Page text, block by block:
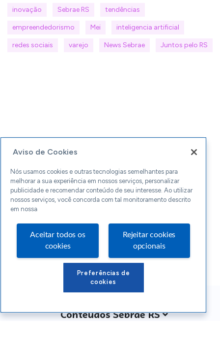
inovação Sebrae RS tendências
empreendedorismo Mei inteligencia artificial
redes sociais varejo News Sebrae Juntos pelo RS
Conteúdos Sebrae RS
Aviso de Cookies
Nós usamos cookies e outras tecnologias semelhantes para
melhorar a sua experiência em nossos serviços, personalizar
publicidade e recomendar conteúdo de seu interesse. Ao utilizar
nossos serviços, você concorda com tal monitoramento descrito
em nossa
Aceitar todos os
cookies
Rejeitar cookies
opcionais
Preferências de
cookies